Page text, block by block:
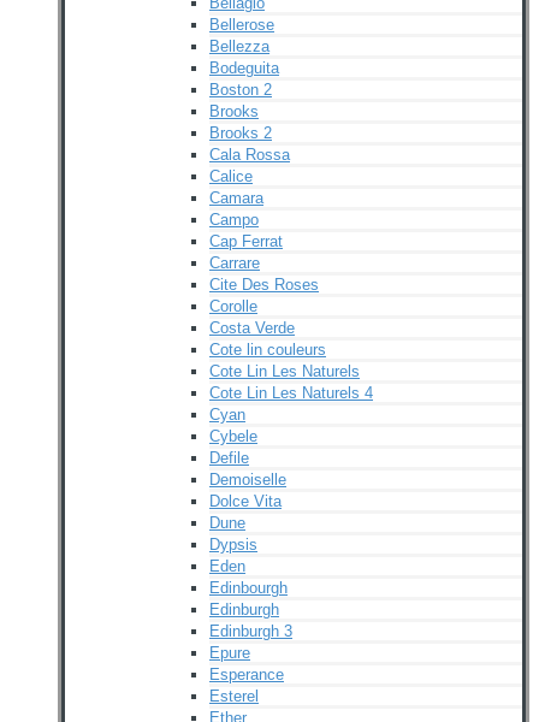
Bellerose
Bellezza
Bodeguita
Boston 2
Brooks
Brooks 2
Cala Rossa
Calice
Camara
Campo
Cap Ferrat
Carrare
Cite Des Roses
Corolle
Costa Verde
Cote lin couleurs
Cote Lin Les Naturels
Cote Lin Les Naturels 4
Cyan
Cybele
Defile
Demoiselle
Dolce Vita
Dune
Dypsis
Eden
Edinbourgh
Edinburgh
Edinburgh 3
Epure
Esperance
Esterel
Ether